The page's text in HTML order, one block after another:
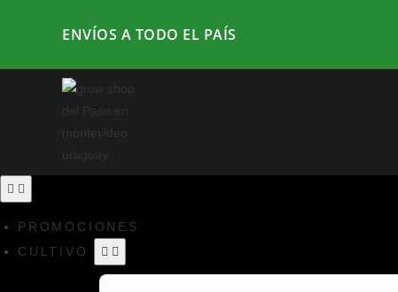
ENVÍOS A TODO EL PAÍS
PROMOCIONES
CULTIVO